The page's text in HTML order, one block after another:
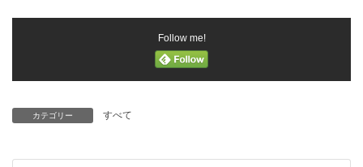
Follow me!
カテゴリー すべて